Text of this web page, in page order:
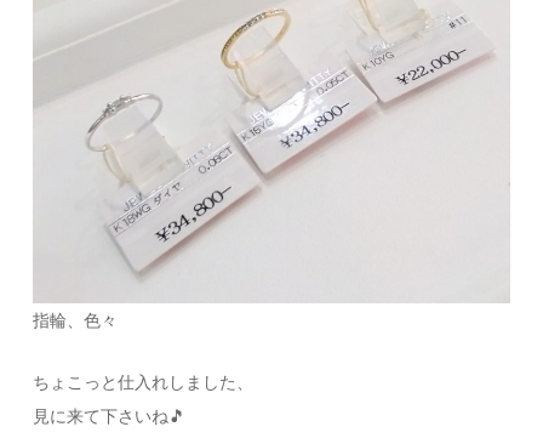
指輪、色々
ちょこっと仕入れしました、
見に来て下さいね🎵